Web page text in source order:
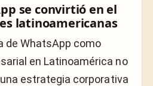
se convirtió en el
latinoamericanas
de WhatsApp como
en Latinoamérica no
estrategia corporativa